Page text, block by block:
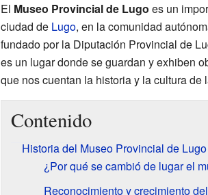
El Museo Provincial de Lugo es un
ciudad de Lugo, en la comunidad
fundado por la Diputación Provincial de
es un lugar donde se guardan y exhiben
que nos cuentan la historia y la cultura de
Contenido
Historia del Museo Provincial de Lugo
¿Por qué se cambió de lugar el
Reconocimiento y crecimiento